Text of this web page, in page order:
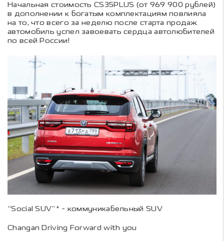
Начальная стоимость CS35PLUS (от 969 900 рублей)
в дополнении к богатым комплектациям повлияла
на то, что всего за неделю после старта продаж
автомобиль успел завоевать сердца автолюбителей
по всей России!
“Social SUV”* - коммуникабельный SUV
Changan Driving Forward with you